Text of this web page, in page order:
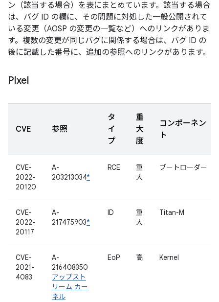
ン（該当する場合）を表にまとめています。該当する場合
は、バグ ID の欄に、その問題に対処した一般公開されて
いる変更（AOSP の変更の一覧など）へのリンクがありま
す。複数の変更が同じバグに関係する場合は、バグ ID の
後に記載した番号に、追加の参照へのリンクがあります。
Pixel
CVE 参照
タ
イ
プ
重
大
度
コンポーネン
ト
CVE-
2022-
20120
A-
203213034*
RCE
重
大
ブートローダー
CVE-
2022-
20117
A-
217475903*
ID
重
大
Titan-M
CVE-
2021-
4083
A-
216408350
アップスト
リーム カー
ネル
EoP 高 Kernel